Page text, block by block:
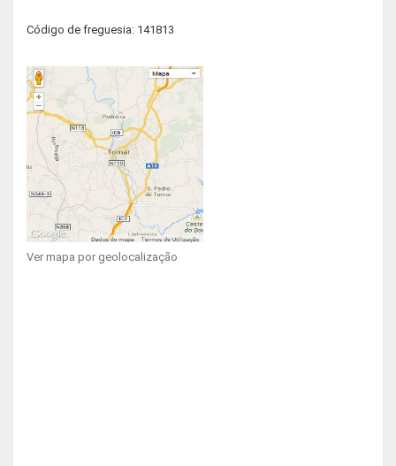
Código de freguesia: 141813
Ver mapa por geolocalização